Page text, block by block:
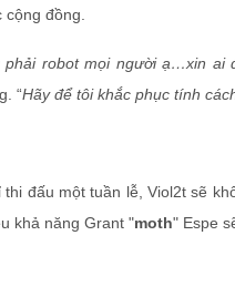
đồng.
phải robot mọi người ạ…xin
“Hãy để tôi khắc phục tính
thi đấu một tuần lễ, Viol2t sẽ
khả năng Grant "moth" Espe